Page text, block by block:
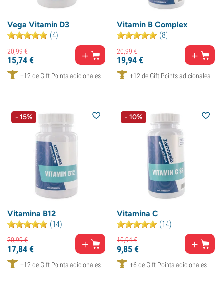
Vega Vitamin D3
(4)
20,99€
15,74€
+12 de Gift Points adicionales
Vitamin B Complex
(8)
20,99€
19,94€
+12 de Gift Points adicionales
- 15%
Vitamina B12
(14)
20,99€
17,84€
+12 de Gift Points adicionales
- 10%
Vitamina C
(14)
10,94€
9,85€
+6 de Gift Points adicionales